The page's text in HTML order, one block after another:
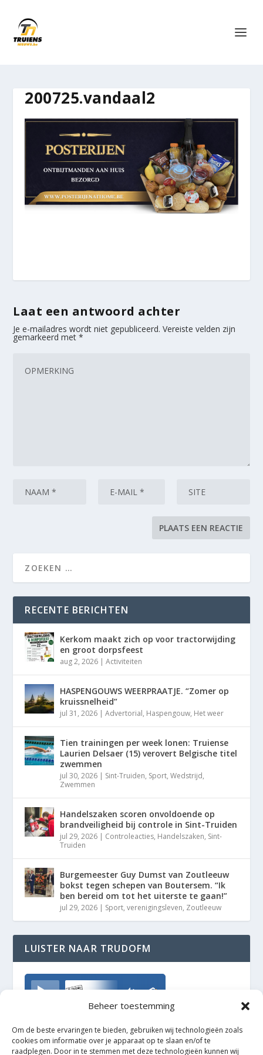
Beheer toestemming
Om de beste ervaringen te bieden, gebruiken wij technologieën zoals
cookies om informatie over je apparaat op te slaan en/of te
raadplegen. Door in te stemmen met deze technologieën kunnen wij
200725.vandaal2
Laat een antwoord achter
Je e-mailadres wordt niet gepubliceerd. Vereiste velden zijn
gemarkeerd met*
RECENTE BERICHTEN
Kerkom maakt zich op voor tractorwijding
en groot dorpsfeest
aug 2, 2026 |Activiteiten
HASPENGOUWS WEERPRAATJE. “Zomer op
kruissnelheid”
jul 31, 2026 |Advertorial, Haspengouw, Het weer
Tien trainingen per week lonen: Truiense
Laurien Delsaer (15) verovert Belgische titel
zwemmen
jul 30, 2026 | Sint-Truiden, Sport,Wedstrijd,
Zwemmen
Handelszaken scoren onvoldoende op
brandveiligheid bij controle in Sint-Truiden
jul 29, 2026 | Controleacties, Handelszaken, Sint-
Truiden
Burgemeester Guy Dumst van Zoutleeuw
bokst tegen schepen van Boutersem. “Ik
ben bereid om tot het uiterste te gaan!”
jul 29, 2026 | Sport,verenigingsleven, Zoutleeuw
LUISTER NAAR TRUDOFM
TrudoFM